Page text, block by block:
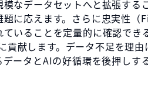
なデータセットへと拡張する
に応えます。さらに忠実性
いることを定量的に確認でき
献します。データ不足を理
ータとAIの好循環を後押しす